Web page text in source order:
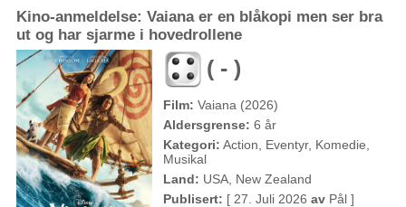
Kino-anmeldelse: Vaiana er en blåkopi men ser bra
ut og har sjarme i hovedrollene
( - )
Film: Vaiana (2026)
Aldersgrense: 6 år
Kategori: Action, Eventyr, Komedie,
Musikal
Land: USA, New Zealand
Publisert: [ 27. Juli 2026 av Pål ]